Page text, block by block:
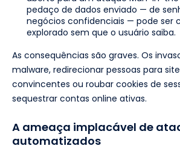
pedaço de dados enviado — de
negócios confidenciais — pode ser
explorado sem que o usuário saiba.
As consequências são graves. Os
malware, redirecionar pessoas para
convincentes ou roubar cookies de
sequestrar contas online ativas.
A ameaça implacável de
automatizados